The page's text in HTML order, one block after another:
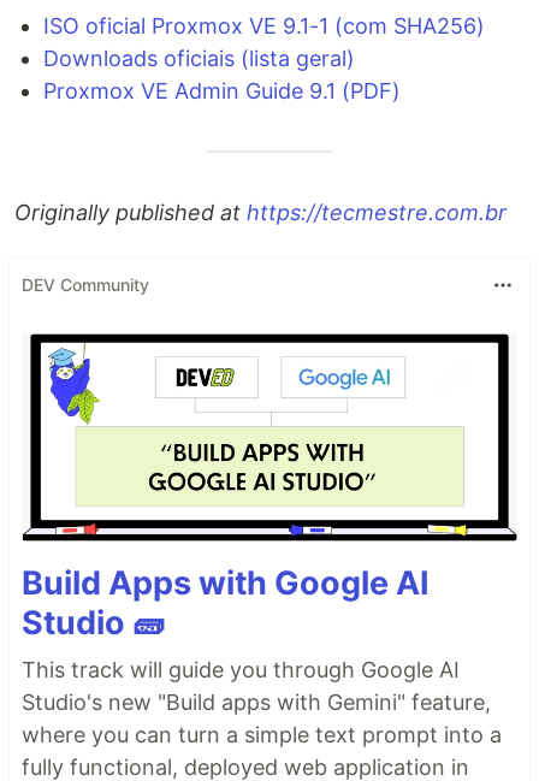
ISO oficial Proxmox VE 9.1-1 (com SHA256)
Downloads oficiais (lista geral)
Proxmox VE Admin Guide 9.1 (PDF)
Originally published at https://tecmestre.com.br
DEV Community
Build Apps with Google AI
Studio 🧱
This track will guide you through Google AI
Studio's new "Build apps with Gemini" feature,
where you can turn a simple text prompt into a
fully functional, deployed web application in